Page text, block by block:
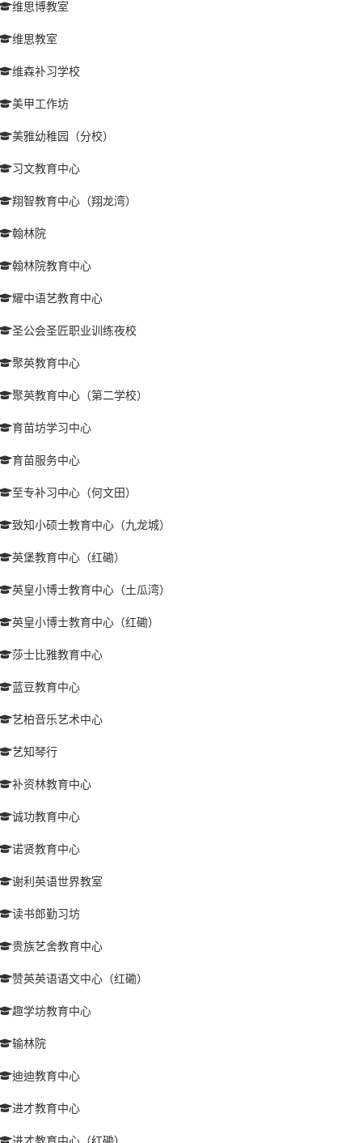
维思博教室
维思教室
维森补习学校
美甲工作坊
美雅幼稚园（分校）
习文教育中心
翔智教育中心（翔龙湾）
翰林院
翰林院教育中心
耀中语艺教育中心
圣公会圣匠职业训练夜校
聚英教育中心
聚英教育中心（第二学校）
育苗坊学习中心
育苗服务中心
至专补习中心（何文田）
致知小硕士教育中心（九龙城）
英堡教育中心（红磡）
英皇小博士教育中心（土瓜湾）
英皇小博士教育中心（红磡）
莎士比雅教育中心
蓝豆教育中心
艺柏音乐艺术中心
艺知琴行
补资林教育中心
诚功教育中心
诺贤教育中心
谢利英语世界教室
读书郎勤习坊
贵族艺舍教育中心
赞英英语语文中心（红磡）
趣学坊教育中心
输林院
迪迪教育中心
进才教育中心
进才教育中心（红磡）